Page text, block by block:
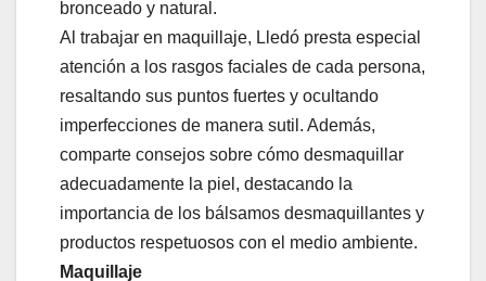
bronceado y natural.
Al trabajar en maquillaje, Lledó presta especial
atención a los rasgos faciales de cada persona,
resaltando sus puntos fuertes y ocultando
imperfecciones de manera sutil. Además,
comparte consejos sobre cómo desmaquillar
adecuadamente la piel, destacando la
importancia de los bálsamos desmaquillantes y
productos respetuosos con el medio ambiente.
Maquillaje